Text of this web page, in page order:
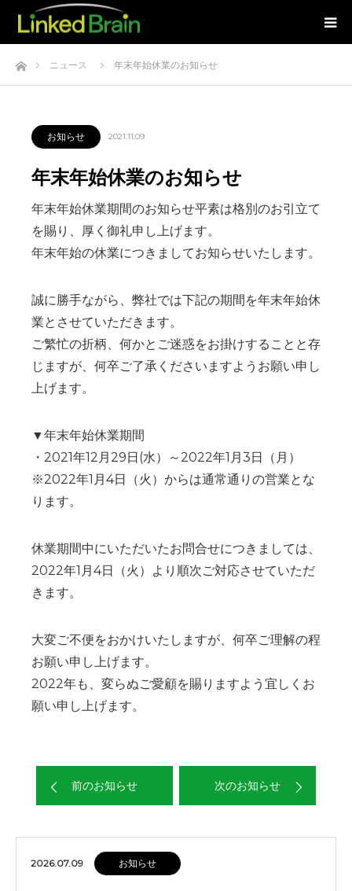
ホームニュース 年末年始休業のお知らせ
お知らせ 2021.11.09
年末年始休業のお知らせ
年末年始休業期間のお知らせ平素は格別のお引立て
を賜り、厚く御礼申し上げます。
年末年始の休業につきましてお知らせいたします。
誠に勝手ながら、弊社では下記の期間を年末年始休
業とさせていただきます。
ご繁忙の折柄、何かとご迷惑をお掛けすることと存
じますが、何卒ご了承くださいますようお願い申し
上げます。
▼年末年始休業期間
・2021年12月29日(水）～2022年1月3日（月）
※2022年1月4日（火）からは通常通りの営業とな
ります。
休業期間中にいただいたお問合せにつきましては、
2022年1月4日（火）より順次ご対応させていただ
きます。
大変ご不便をおかけいたしますが、何卒ご理解の程
お願い申し上げます。
2022年も、変らぬご愛顧を賜りますよう宜しくお
願い申し上げます。
前のお知らせ 次のお知らせ
2026.07.09 お知らせ